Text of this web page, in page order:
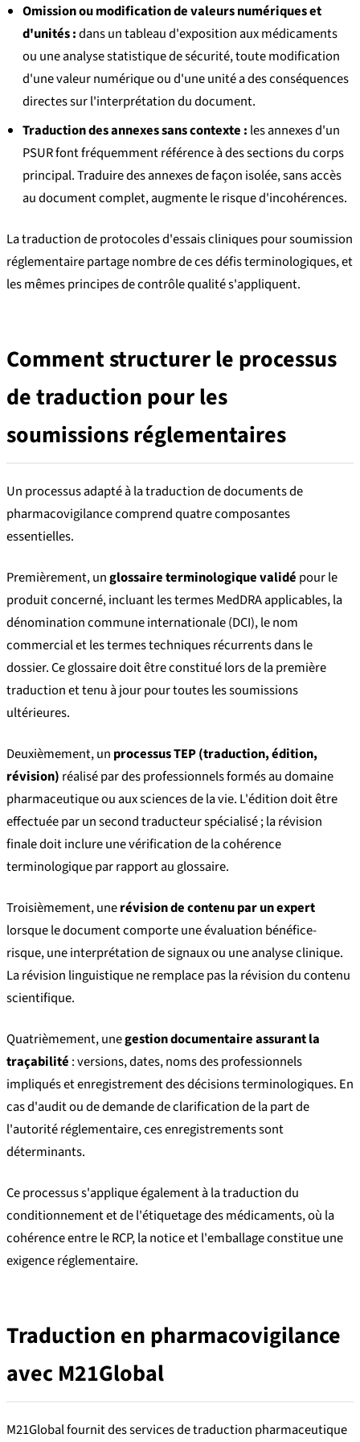
Omission ou modification de valeurs numériques et
d'unités :dans un tableau d'exposition aux médicaments
ou une analyse statistique de sécurité, toute modification
d'une valeur numérique ou d'une unité a des conséquences
directes sur l'interprétation du document.
Traduction des annexes sans contexte : les annexes d'un
PSUR font fréquemment référence à des sections du corps
principal. Traduire des annexes de façon isolée, sans accès
au document complet, augmente le risque d'incohérences.
La traduction de protocoles d'essais cliniques pour soumission
réglementaire partage nombre de ces défis terminologiques, et
les mêmes principes de contrôle qualité s'appliquent.
Comment structurer le processus
de traduction pour les
soumissions réglementaires
Un processus adapté à la traduction de documents de
pharmacovigilance comprend quatre composantes
essentielles.
Premièrement, unglossaire terminologique validé pour le
produit concerné, incluant les termes MedDRA applicables, la
dénomination commune internationale (DCI), le nom
commercial et les termes techniques récurrents dans le
dossier. Ce glossaire doit être constitué lors de la première
traduction et tenu à jour pour toutes les soumissions
ultérieures.
Deuxièmement, un processus TEP (traduction, édition,
révision) réalisé par des professionnels formés au domaine
pharmaceutique ou aux sciences de la vie. L'édition doit être
effectuée par un second traducteur spécialisé ; la révision
finale doit inclure une vérification de la cohérence
terminologique par rapport au glossaire.
Troisièmement, unerévision de contenu par un expert
lorsque le document comporte une évaluation bénéfice-
risque, une interprétation de signaux ou une analyse clinique.
La révision linguistique ne remplace pas la révision du contenu
scientifique.
Quatrièmement, unegestion documentaire assurant la
traçabilité : versions, dates, noms des professionnels
impliqués et enregistrement des décisions terminologiques. En
cas d'audit ou de demande de clarification de la part de
l'autorité réglementaire, ces enregistrements sont
déterminants.
Ce processus s'applique également à la traduction du
conditionnement et de l'étiquetage des médicaments, où la
cohérence entre le RCP, la notice et l'emballage constitue une
exigence réglementaire.
Traduction en pharmacovigilance
avec M21Global
M21Global fournit des services de traduction pharmaceutique